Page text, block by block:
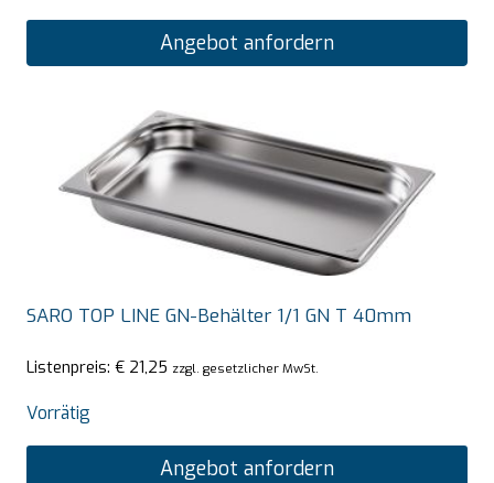
Angebot anfordern
SARO TOP LINE GN-Behälter 1/1 GN T 40mm
Listenpreis: € 21,25 zzgl. gesetzlicher MwSt.
Vorrätig
Angebot anfordern